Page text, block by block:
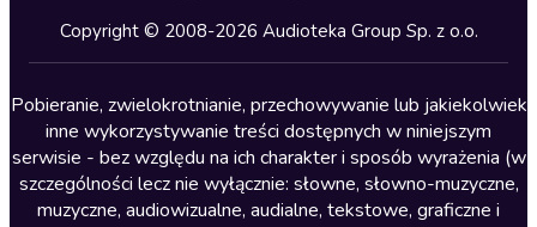
Kryminały
Lektury szkolne
Literatura anglojęzyczna
Literatura faktu
Literatura obyczajowa
Copyright © 2008-2026 Audioteka Group Sp. z o.o.
Pobieranie, zwielokrotnianie, przechowywanie lub jakiekolwiek
inne wykorzystywanie treści dostępnych w niniejszym
serwisie - bez względu na ich charakter i sposób wyrażenia (w
szczególności lecz nie wyłącznie: słowne, słowno-muzyczne,
muzyczne, audiowizualne, audialne, tekstowe, graficzne i